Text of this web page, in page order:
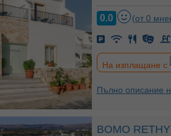
0.0 (от 0
На изплащане с
Пълно описание
BOMO